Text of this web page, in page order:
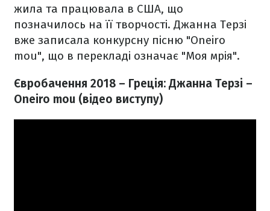
жила та працювала в США, що
позначилось на її творчості. Джанна Терзі
вже записала конкурсну пісню "Oneiro
mou", що в перекладі означає "Моя мрія".
Євробачення 2018 – Греція: Джанна Терзі –
Oneiro mou (відео виступу)